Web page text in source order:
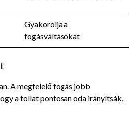
Gyakorolja a
fogásváltásokat
A megfelelő fogás jobb
a tollat pontosan oda irányítsák,